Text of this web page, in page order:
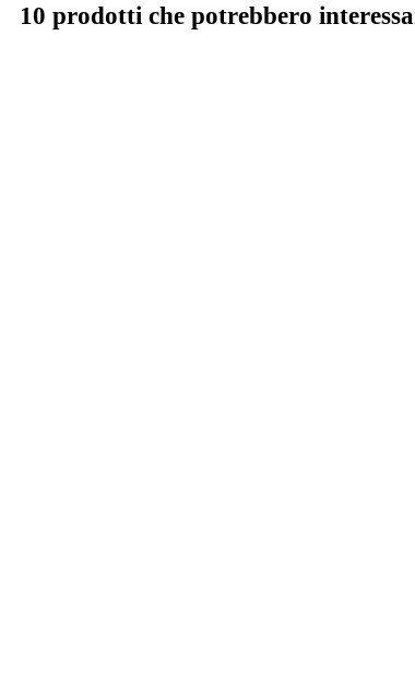
10 prodotti che potrebbero